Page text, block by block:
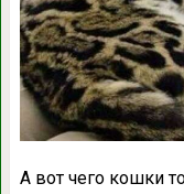
А вот чего кошки